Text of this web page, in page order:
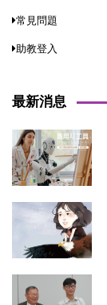
常見問題
助教登入
最新消息